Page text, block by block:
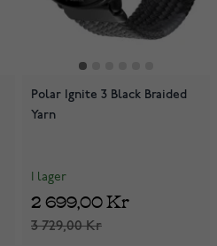
Polar Ignite 3 Black Braided
Yarn
I lager
3 729,00 Kr
2 699,00 Kr